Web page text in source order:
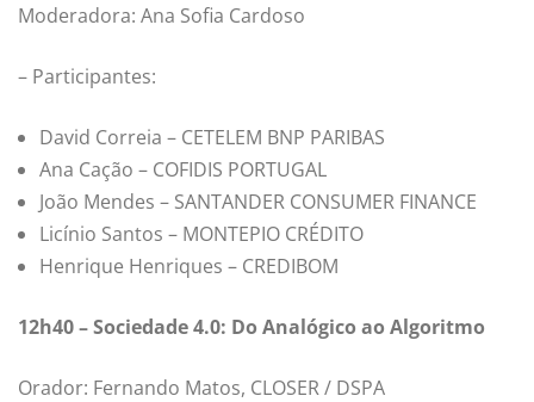
Moderadora: Ana Sofia Cardoso
– Participantes:
David Correia – CETELEM BNP PARIBAS
Ana Cação – COFIDIS PORTUGAL
João Mendes – SANTANDER CONSUMER FINANCE
Licínio Santos – MONTEPIO CRÉDITO
Henrique Henriques – CREDIBOM
12h40 – Sociedade 4.0: Do Analógico ao Algoritmo
Orador: Fernando Matos, CLOSER / DSPA